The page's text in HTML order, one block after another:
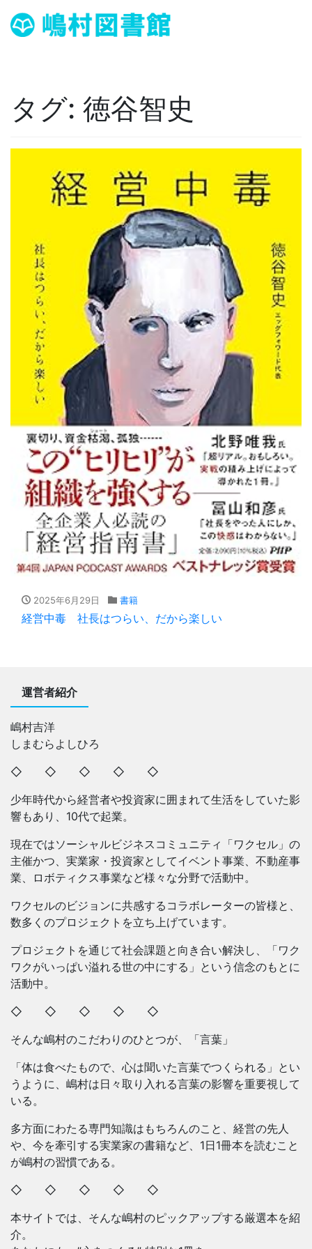
タグ: 徳谷智史
2025年6月29日 書籍
経営中毒 社長はつらい、だから楽しい
運営者紹介
嶋村吉洋
しまむらよしひろ
◇ ◇ ◇ ◇ ◇
少年時代から経営者や投資家に囲まれて生活をしていた影
響もあり、10代で起業。
現在ではソーシャルビジネスコミュニティ「ワクセル」の
主催かつ、実業家・投資家としてイベント事業、不動産事
業、ロボティクス事業など様々な分野で活動中。
ワクセルのビジョンに共感するコラボレーターの皆様と、
数多くのプロジェクトを立ち上げています。
プロジェクトを通じて社会課題と向き合い解決し、「ワク
ワクがいっぱい溢れる世の中にする」という信念のもとに
活動中。
◇ ◇ ◇ ◇ ◇
そんな嶋村のこだわりのひとつが、「言葉」
「体は食べたもので、心は聞いた言葉でつくられる」とい
うように、嶋村は日々取り入れる言葉の影響を重要視して
いる。
多方面にわたる専門知識はもちろんのこと、経営の先人
や、今を牽引する実業家の書籍など、1日1冊本を読むこと
が嶋村の習慣である。
◇ ◇ ◇ ◇ ◇
本サイトでは、そんな嶋村のピックアップする厳選本を紹
介。